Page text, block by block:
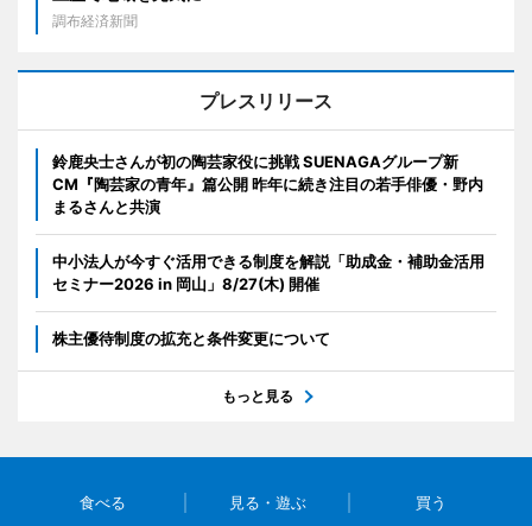
調布経済新聞
プレスリリース
鈴鹿央士さんが初の陶芸家役に挑戦 SUENAGAグループ新
CM『陶芸家の青年』篇公開 昨年に続き注目の若手俳優・野内
まるさんと共演
中小法人が今すぐ活用できる制度を解説「助成金・補助金活用
セミナー2026 in 岡山」8/27(木) 開催
株主優待制度の拡充と条件変更について
もっと見る
食べる 見る・遊ぶ 買う